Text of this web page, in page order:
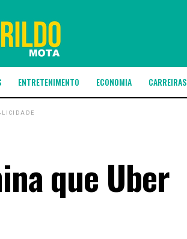
ENTRETENIMENTO ECONOMIA CARREIRAS
que Uber